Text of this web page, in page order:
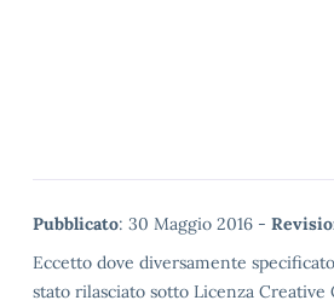
Metadata
Pubblicato: 30 Maggio 2016 -
Eccetto dove diversamente
stato rilasciato sotto Licenza Creative